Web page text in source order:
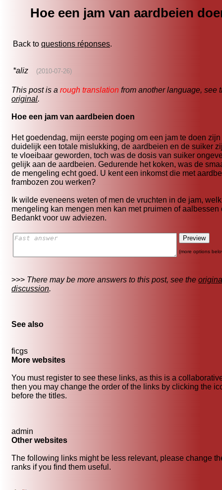
Hoe een jam van aardbeien
Back to questions réponses.
*aliz (2010-07-26)
This post is a rough translation from another language, see
original.
Hoe een jam van aardbeien doen
Het goedendag, mijn eerste poging om een jam te doen zijn
duidelijk een totale mislukking, de aardbeien en de suiker
te vloeibaar geworden, toch was de dosis van suiker
gelijk aan de aardbeien. Gedurende het koken, was de
de mengeling echt goed. U kent een inkomst die met
frambozen zou werken?
Ik wilde eveneens weten of men de vruchten in de jam,
mengeling kan mengen men kan met pruimen of
Bedankt voor uw adviezen.
(more options
>>> There may be more answers to this post, see the
discussion.
See also
ficgs
More websites
You must register to see these links, as this is a
then you may change the order of the links by clicking the
before the titles.
admin
Other websites
The following links might be less relevant, please change
ranks if you find them useful.